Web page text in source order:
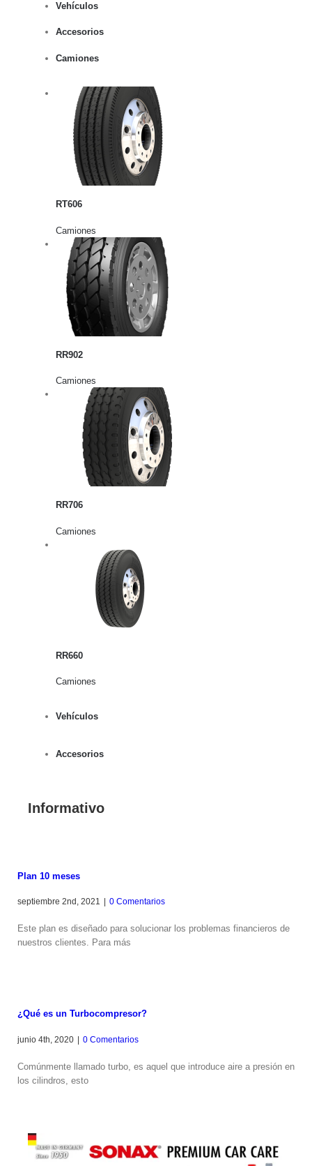
Vehículos
Accesorios
Camiones
RT606
Camiones
RR902
Camiones
RR706
Camiones
RR660
Camiones
Vehículos
Accesorios
Informativo
Plan 10 meses
septiembre 2nd, 2021 0 Comentarios
Este plan es diseñado para solucionar los problemas financieros de
nuestros clientes. Para más
¿Qué es un Turbocompresor?
junio 4th, 2020 | 0 Comentarios
Comúnmente llamado turbo, es aquel que introduce aire a presión en
los cilindros, esto